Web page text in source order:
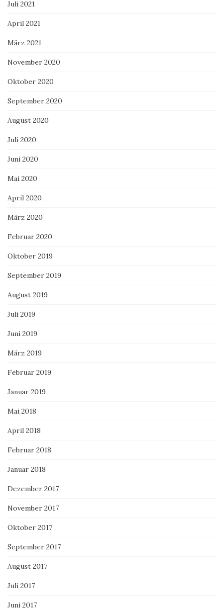
Juli 2021
April 2021
März 2021
November 2020
Oktober 2020
September 2020
August 2020
Juli 2020
Juni 2020
Mai 2020
April 2020
März 2020
Februar 2020
Oktober 2019
September 2019
August 2019
Juli 2019
Juni 2019
März 2019
Februar 2019
Januar 2019
Mai 2018
April 2018
Februar 2018
Januar 2018
Dezember 2017
November 2017
Oktober 2017
September 2017
August 2017
Juli 2017
Juni 2017